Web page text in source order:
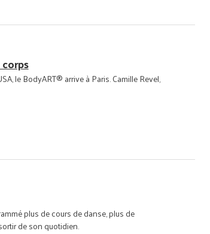
le BodyART® arrive à Paris. Camille Revel,
plus de cours de danse, plus de
de son quotidien.